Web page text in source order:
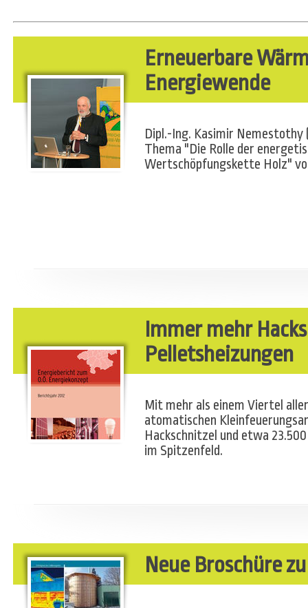
Erneuerbare
Energiewende
Dipl.-Ing. Kasimir
Thema "Die Rolle der
Wertschöpfungskette Holz"
Immer mehr
Pelletsheizungen
Mit mehr als einem Viertel
atomatischen
Hackschnitzel und etwa
im Spitzenfeld.
Neue Broschüre